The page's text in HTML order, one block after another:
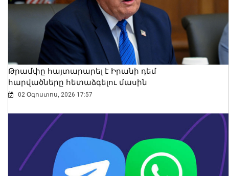
Սայաթ-Նովայի փողոցում բռնկված
հրդեհը մարվել է. ՆԳՆ ՓԾ
08 Օգոստոս, 2026 20:50
Թրամփը հայտարարել է Իրանի դեմ
հարվածները հետաձգելու մասին
02 Օգոստոս, 2026 17:57